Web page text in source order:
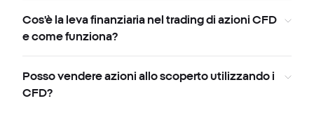
Cos'è la leva finanziaria nel trading di azioni CFD
e come funziona?
Posso vendere azioni allo scoperto utilizzando i
CFD?